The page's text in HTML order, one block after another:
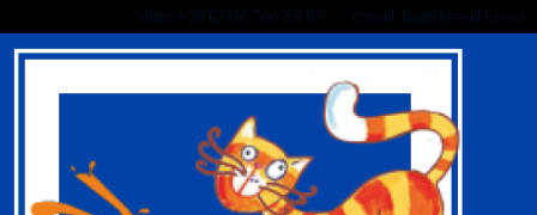
Viber: +38 (096) 766 68 89 e-mail: baget@mail.lviv.ua